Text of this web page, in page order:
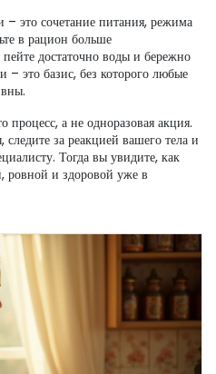
– это сочетание питания, режима
в рацион больше
достаточно воды и бережно
это базис, без которого любые
а не одноразовая акция.
за реакцией вашего тела и
Тогда вы увидите, как
ровной и здоровой уже в